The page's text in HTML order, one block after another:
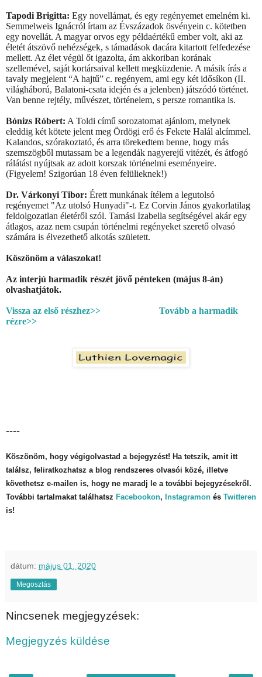
Tapodi Brigitta: Egy novellámat, és egy regényemet emelném ki.
Semmelweis Ignácról írtam az Évszázadok ösvényein c. kötetben
egy novellát. A magyar orvos egy példaértékű ember volt, aki az
életét átszövő nehézségek, s támadások dacára kitartott felfedezése
mellett. Az élet végül őt igazolta, ám akkoriban korának
szellemével, saját kortársaival kellett megküzdenie. A másik írás a
tavaly megjelent “A hajtű” c. regényem, ami egy két idősíkon (II.
világháború, Balatoni-csata idején és a jelenben) játszódó történet.
Van benne rejtély, művészet, történelem, s persze romantika is.
Bónizs Róbert: A Toldi című sorozatomat ajánlom, melynek
eleddig két kötete jelent meg Ördögi erő és Fekete Halál alcímmel.
Kalandos, szórakoztató, és arra törekedtem benne, hogy más
szemszögből mutassam be a legendák nagyerejű vitézét, és átfogó
rálátást nyújtsak az adott korszak történelmi eseményeire.
(Figyelem! Szigorúan 18 éven felülieknek!)
Dr. Várkonyi Tibor: Érett munkának ítélem a legutolsó
regényemet "Az utolsó Hunyadi"-t. Ez Corvin János gyakorlatilag
feldolgozatlan életéről szól. Tamási Izabella segítségével akár egy
átlagos, azaz nem csupán történelmi regényeket szerető olvasó
számára is élvezethető alkotás született.
Köszönöm a válaszokat!
Az interjú harmadik részét jövő pénteken (május 8-án)
olvashatjátok.
Vissza az első részhez>>
Tovább a harmadik
rézre>>
----
Köszönöm, hogy végigolvastad a bejegyzést! Ha tetszik, amit itt
találsz, feliratkozhatsz a blog rendszeres olvasói közé, illetve
követhetsz e-mailen is, hogy ne maradj le a további bejegyzésekről.
További tartalmakat találhatsz Facebookon, Instagramon és Twitteren
is!
dátum: május 01, 2020
Megosztás
Nincsenek megjegyzések:
Megjegyzés küldése